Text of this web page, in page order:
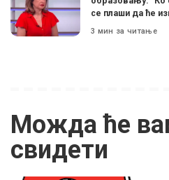
се плаши да ће
3 мин за читање
Можда ће
свидети